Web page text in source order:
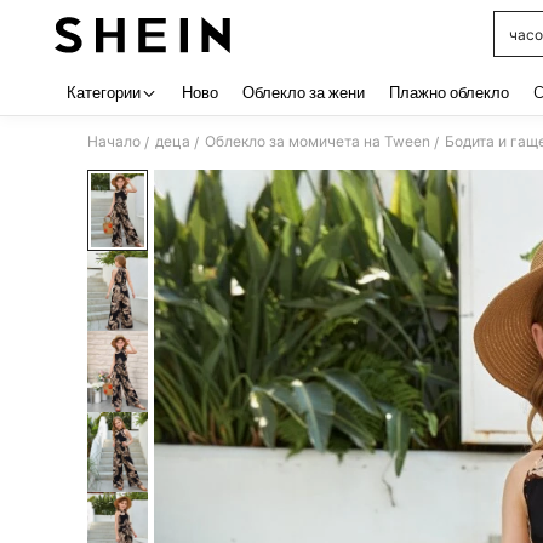
Категории Ново Облекло за жени Плажно облекло
Начало / деца / Облекло за момичета на Tween / Бодита и